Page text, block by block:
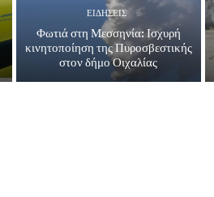
ΕΙΔΗΣΕΙΣ
Φωτιά στη Μεσσηνία: Ισχυρή
κινητοποίηση της Πυροσβεστικής
στον δήμο Οιχαλίας